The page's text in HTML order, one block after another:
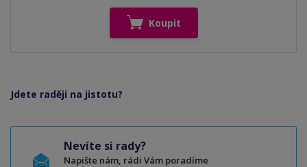
Koupit
Jdete raději na jistotu?
Nevíte si rady?
Napište nám, rádi Vám poradíme